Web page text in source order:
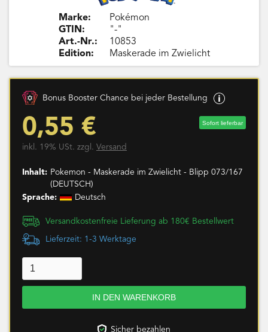
Marke:
GTIN:
Art.-Nr.:
Edition:
Pokémon
"-"
10853
Maskerade im Zwielicht
Bonus Booster Chance bei jeder Bestellung
0,55 € Sofort lieferbar
inkl. 19% USt. zzgl. Versand
Inhalt: Pokemon - Maskerade im Zwielicht - Blipp 073/167
(DEUTSCH)
Sprache:
Deutsch
Versandkostenfreie Lieferung ab 180€ Bestellwert
Lieferzeit: 1-3 Werktage
Sicher bezahlen